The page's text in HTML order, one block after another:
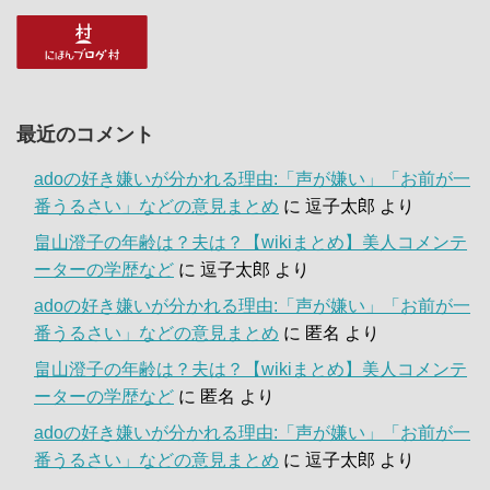
最近のコメント
adoの好き嫌いが分かれる理由:「声が嫌い」「お前が一
番うるさい」などの意見まとめ に 逗子太郎 より
畠山澄子の年齢は？夫は？【wikiまとめ】美人コメンテ
ーターの学歴など に 逗子太郎 より
adoの好き嫌いが分かれる理由:「声が嫌い」「お前が一
番うるさい」などの意見まとめ に 匿名 より
畠山澄子の年齢は？夫は？【wikiまとめ】美人コメンテ
ーターの学歴など に 匿名 より
adoの好き嫌いが分かれる理由:「声が嫌い」「お前が一
番うるさい」などの意見まとめ に 逗子太郎 より